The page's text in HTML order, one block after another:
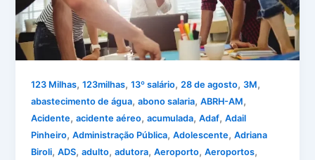
123 Milhas,123milhas,13º salário,28 de agosto,3M,
abastecimento de água,abono salaria,ABRH-AM,
Acidente,acidente aéreo,acumulada,Adaf,Adail
Pinheiro,Administração Pública,Adolescente,Adriana
Biroli,ADS,adulto,adutora,Aeroporto,Aeroportos,